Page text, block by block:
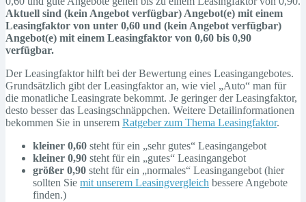
Aktuell sind (kein Angebot verfügbar) Angebot(e) mit einem
Leasingfaktor von unter 0,60 und (kein Angebot verfügbar)
Angebot(e) mit einem Leasingfaktor von 0,60 bis 0,90
verfügbar.
Der Leasingfaktor hilft bei der Bewertung eines Leasingangebotes.
Grundsätzlich gibt der Leasingfaktor an, wie viel „Auto“ man für
die monatliche Leasingrate bekommt. Je geringer der Leasingfaktor,
desto besser das Leasingschnäppchen. Weitere Detailinformationen
bekommen Sie in unserem Ratgeber zum Thema Leasingfaktor.
kleiner 0,60 steht für ein „sehr gutes“ Leasingangebot
kleiner 0,90 steht für ein „gutes“ Leasingangebot
größer 0,90 steht für ein „normales“ Leasingangebot (hier
sollten Sie mit unserem Leasingvergleich bessere Angebote
finden.)